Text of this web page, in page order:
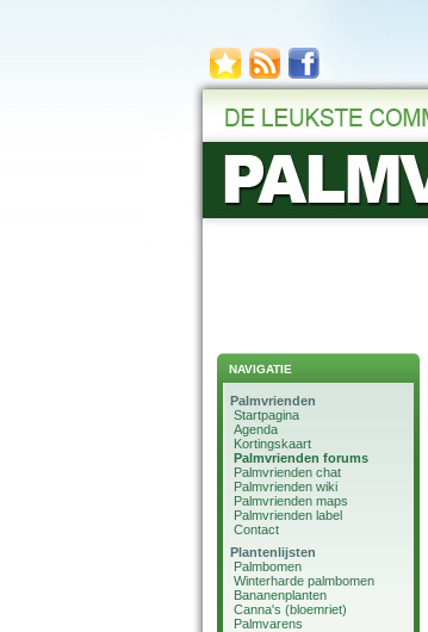
NAVIGATIE
Palmvrienden
Startpagina
Agenda
Kortingskaart
Palmvrienden forums
Palmvrienden chat
Palmvrienden wiki
Palmvrienden maps
Palmvrienden label
Contact
Plantenlijsten
Palmbomen
Winterharde palmbomen
Bananenplanten
Canna's (bloemriet)
Palmvarens